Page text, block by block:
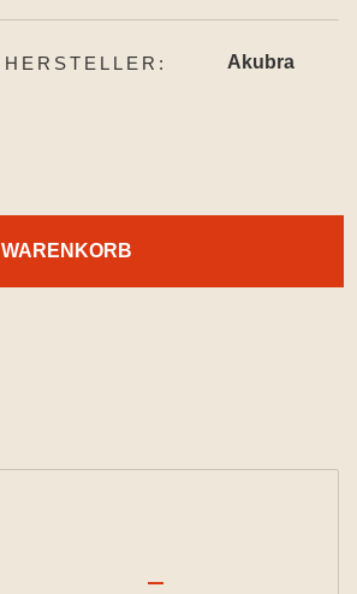
HERSTELLER:
Akubra
WARENKORB